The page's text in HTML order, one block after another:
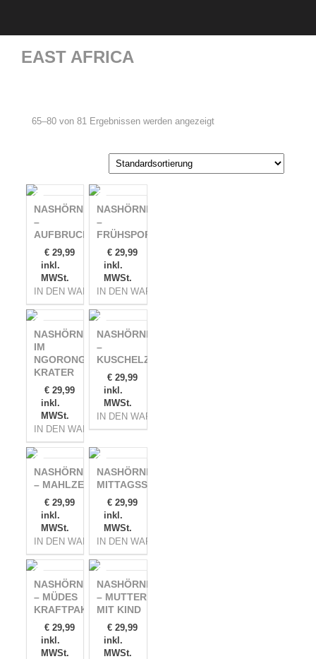
EAST AFRICA
65–80 von 81 Ergebnissen werden angezeigt
NASHÖRNER
–
AUFBRUCH
€ 29,99
inkl.
MWSt.
IN DEN WARENKORB
NASHÖRNER
–
FRÜHSPORT
€ 29,99
inkl.
MWSt.
IN DEN WARENKORB
NASHÖRNER –
IM
NGORONGORO-
KRATER
€ 29,99
inkl.
MWSt.
IN DEN WARENKORB
NASHÖRNER
–
KUSCHELZEIT
€ 29,99
inkl.
MWSt.
IN DEN WARENKORB
NASHÖRNER
– MAHLZEIT
€ 29,99
inkl.
MWSt.
IN DEN WARENKORB
NASHÖRNER –
MITTAGSSCHLAF
€ 29,99
inkl.
MWSt.
IN DEN WARENKORB
NASHÖRNER
– MÜDES
KRAFTPAKET
€ 29,99
inkl.
MWSt.
NASHÖRNER
– MUTTER
MIT KIND
€ 29,99
inkl.
MWSt.